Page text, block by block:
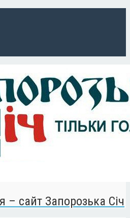
– сайт Запорозька Січ